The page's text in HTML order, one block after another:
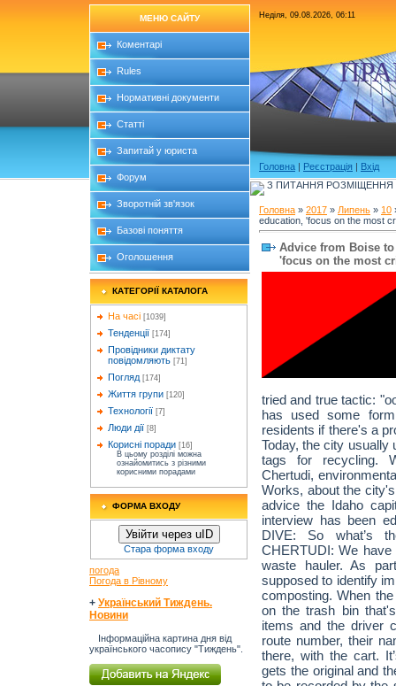
МЕНЮ САЙТУ
Коментарі
Rules
Нормативні документи
Статті
Запитай у юриста
Форум
Зворотній зв'язок
Базові поняття
Оголошення
КАТЕГОРІЇ КАТАЛОГА
На часі [1039]
Тенденції [174]
Провідники диктату
повідомляють [71]
Погляд [174]
Життя групи [120]
Технології [7]
Люди дії [8]
Корисні поради [16]
В цьому розділі можна
ознайомитись з різними
корисними порадами
ФОРМА ВХОДУ
Увійти через uID
Стара форма входу
погода
Погода в Рівному
+ Український Тиждень.
Новини
Інформаційна картина дня від
українського часопису "Тиждень".
Неділя, 09.08.2026, 06:11
Головна | Реєстрація | Вхід
З ПИТАННЯ РОЗМІЩЕННЯ
Головна » 2017 » Липень » 10
education, 'focus on the most
Advice from Boise
'focus on the most
tried and true tactic:
has used some
residents if there's a
Today, the city usually
tags for recycling.
Chertudi,
Works, about the
advice the Idaho
interview has been
DIVE: So what’s
CHERTUDI: We
waste hauler. As
supposed to identify
composting. When
on the trash bin
items and the driver
route number, their
there, with the cart.
gets the original and